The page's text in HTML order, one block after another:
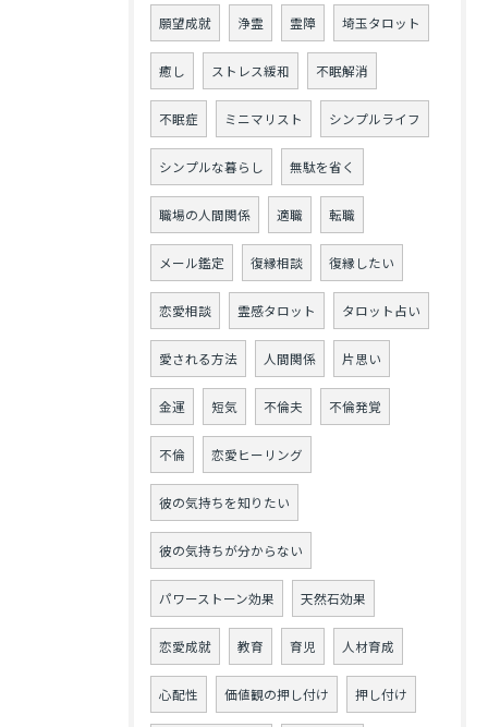
願望成就 浄霊 霊障 埼玉タロット
癒し ストレス緩和 不眠解消
不眠症 ミニマリスト シンプルライフ
シンプルな暮らし 無駄を省く
職場の人間関係 適職 転職
メール鑑定 復縁相談 復縁したい
恋愛相談 霊感タロット タロット占い
愛される方法 人間関係 片思い
金運 短気 不倫夫 不倫発覚
不倫 恋愛ヒーリング
彼の気持ちを知りたい
彼の気持ちが分からない
パワーストーン効果 天然石効果
恋愛成就 教育 育児 人材育成
心配性 価値観の押し付け 押し付け